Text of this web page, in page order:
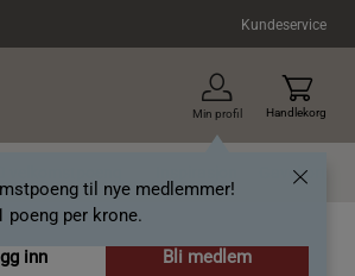
Kundeservice
Min profil
til nye medlemmer!
poeng per krone.
inn
Bli medlem
Handlekorg
velkomstpoeng Gavekort